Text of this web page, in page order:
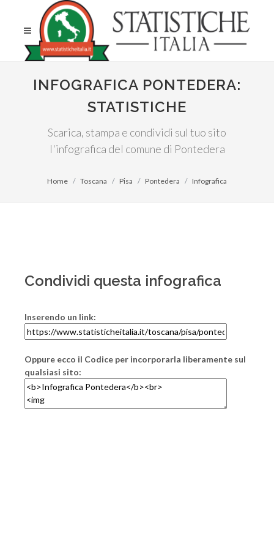
INFOGRAFICA PONTEDERA:
STATISTICHE
Scarica, stampa e condividi sul tuo sito
l'infografica del comune di Pontedera
Home Toscana Pisa Pontedera Infografica
Condividi questa infografica
Inserendo un link:
Oppure ecco il Codice per incorporarla liberamente sul
qualsiasi sito: